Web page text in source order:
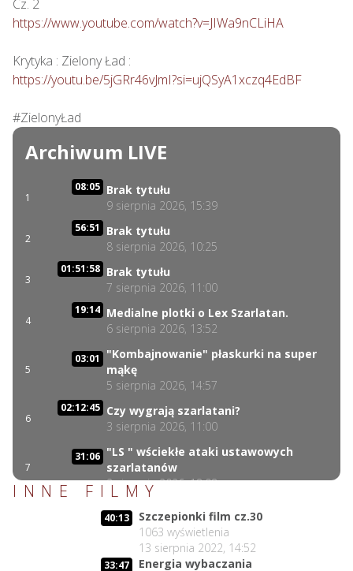
https://www.youtube.com/watch?v=JIWa9nCLiHA
https://youtu.be/5jGRr46vJmI?si=ujQSyA1xczq4EdBF
#ZielonyŁad
Archiwum LIVE
1
08:05 Brak tytułu
9 sierpnia 2026, 15:39
2
56:51
Brak tytułu
8 sierpnia 2026, 10:25
3
01:51:58 Brak tytułu
7 sierpnia 2026, 11:00
4
19:14 Medialne plotki o Lex Szarlatan.
6 sierpnia 2026, 13:52
5
03:01
"Kombajnowanie" płaskurki na super
mąkę
5 sierpnia 2026, 14:57
6
02:12:45 Czy wygrają szarlatani?
3 sierpnia 2026, 11:00
7
31:06 "LS " wściekłe ataki ustawowych
szarlatanów
2 sierpnia 2026, 18:08
Lex Szarlatan i Prezydent cd.
2 sierpnia 2026, 11:09
Czego nie może się doczekać dr
Suwała?
INNE FILMY
40:13
Szczepionki film cz.30
1063 wyświetlenia
13 sierpnia 2022, 14:52
33:47
Energia wybaczania